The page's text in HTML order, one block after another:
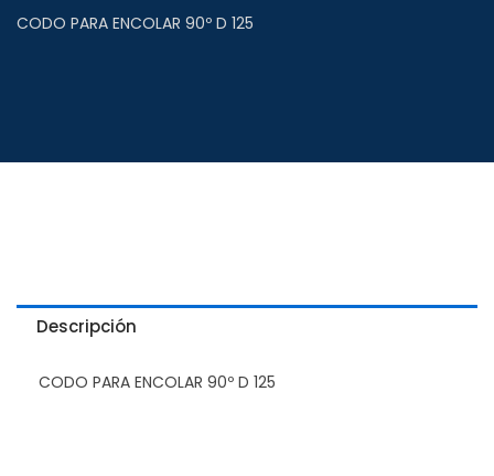
CODO PARA ENCOLAR 90º D 125
Descripción
CODO PARA ENCOLAR 90º D 125